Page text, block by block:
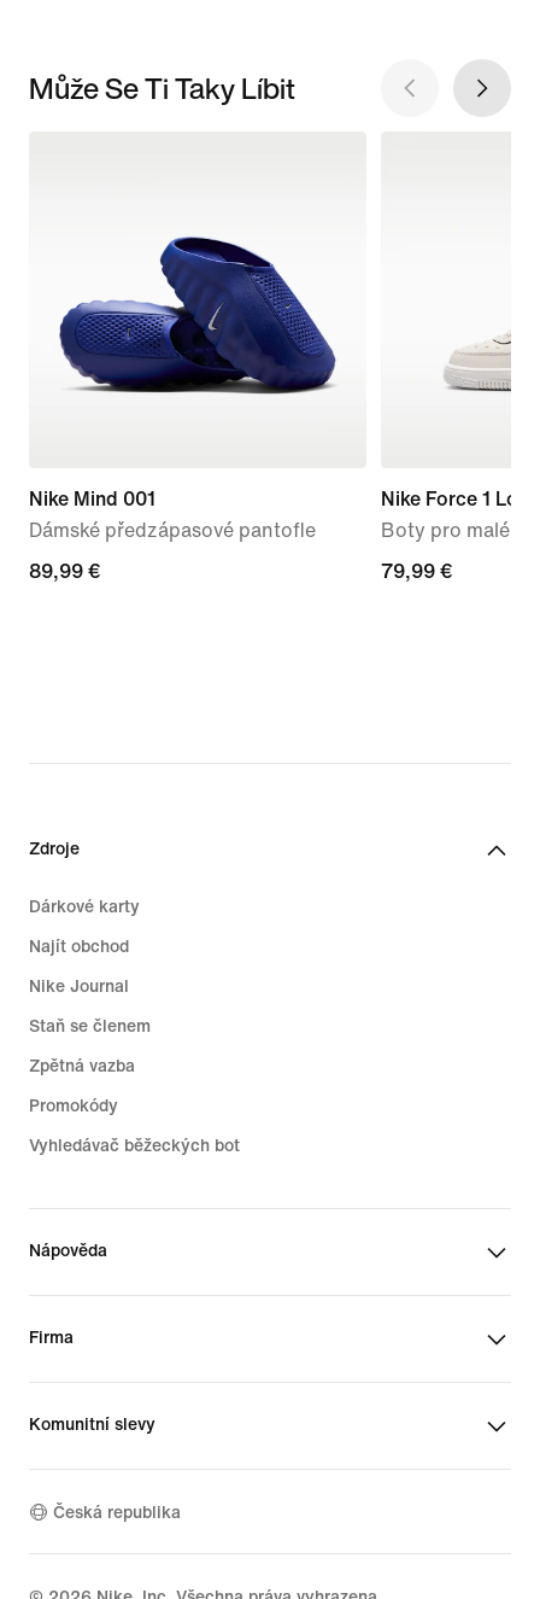
Může Se Ti Taky Líbit
Nike Mind 001
Dámské předzápasové pantofle
89,99 €
89,99 €
Nike Force 1 Low
Boty pro malé
79,99 €
79,99 €
Zdroje
Dárkové karty
Najít obchod
Nike Journal
Staň se členem
Zpětná vazba
Promokódy
Vyhledávač běžeckých bot
Nápověda
Firma
Komunitní slevy
Česká republika